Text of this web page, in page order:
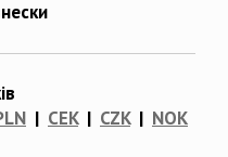
| CEK| CZK| NOK